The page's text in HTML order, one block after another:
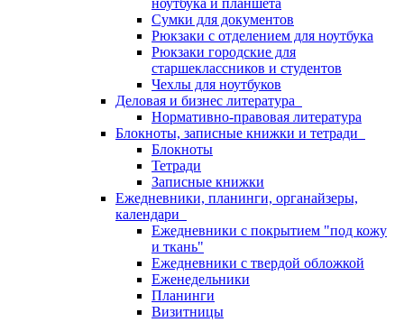
ноутбука и планшета
Сумки для документов
Рюкзаки с отделением для ноутбука
Рюкзаки городские для
старшеклассников и студентов
Чехлы для ноутбуков
Деловая и бизнес литература
Нормативно-правовая литература
Блокноты, записные книжки и тетради
Блокноты
Тетради
Записные книжки
Ежедневники, планинги, органайзеры,
календари
Ежедневники с покрытием "под кожу
и ткань"
Ежедневники с твердой обложкой
Еженедельники
Планинги
Визитницы